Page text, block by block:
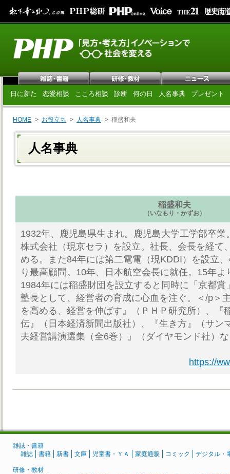
日に新た 恋愛相談 こころ相談 診断 何の日 人名事典 プレゼント
HOME お役立ち 人名事典 稲盛和夫
人名事典
稲盛和夫
（いなもり・かずお）
1932年、鹿児島県生まれ。鹿児島大学工学部卒
株式会社（現京セラ）を設立。社長、会長を経て
める。また84年には第二電電（現KDDI）を設立
り最高顧問。10年、日本航空会長に就任。15年
1984年には稲盛財団を設立すると同時に「京都
塾長として、経営者の育成に心血を注ぐ。＜/p＞
を高める、経営を伸ばす』（ＰＨＰ研究所）、『
伝』（日本経済新聞出版社）、『生き方』（サン
夫経営講演選集（全6巻）』（ダイヤモンド社）
https://
雑誌・書籍
雑誌
書籍 新書 文庫 児童書・ＹＡ 家庭通販 コミック デジタル・
研修・教材